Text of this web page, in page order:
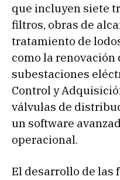
que incluyen siete
filtros, obras de
tratamiento de
como la renovación
subestaciones
Control y
válvulas de
un software
operacional.
El desarrollo de las